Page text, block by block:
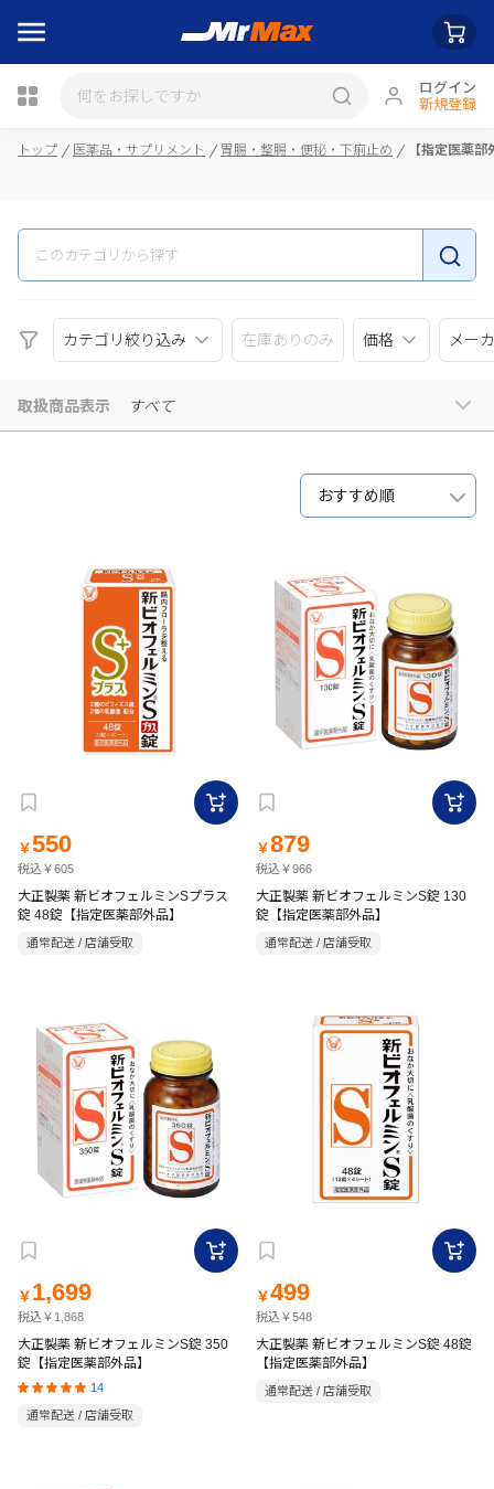
ログイン
新規登録
瓶詰
トップ 医薬品・サプリメント 胃腸・整腸・便秘・下痢止め 【指定医薬
カテゴリ絞り込み 在庫ありのみ 価格 メー
取扱商品表示 すべて
おすすめ順
￥550
税込￥605
大正製薬 新ビオフェルミンSプラス
錠 48錠【指定医薬部外品】
通常配送 / 店舗受取
￥879
税込￥966
大正製薬 新ビオフェルミンS錠 130
錠【指定医薬部外品】
通常配送 / 店舗受取
￥ 1,699
税込￥1,868
大正製薬 新ビオフェルミンS錠 350
錠【指定医薬部外品】
14
通常配送 / 店舗受取
￥499
税込￥548
大正製薬 新ビオフェルミンS錠 48錠
【指定医薬部外品】
通常配送 / 店舗受取